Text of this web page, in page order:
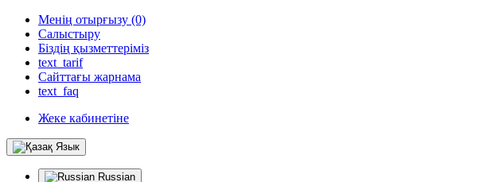
Менің отырғызу (0)
Салыстыру
Біздің қызметтеріміз
text_tarif
Сайттағы жарнама
text_faq
Жеке кабинетіне
Язык
Russian